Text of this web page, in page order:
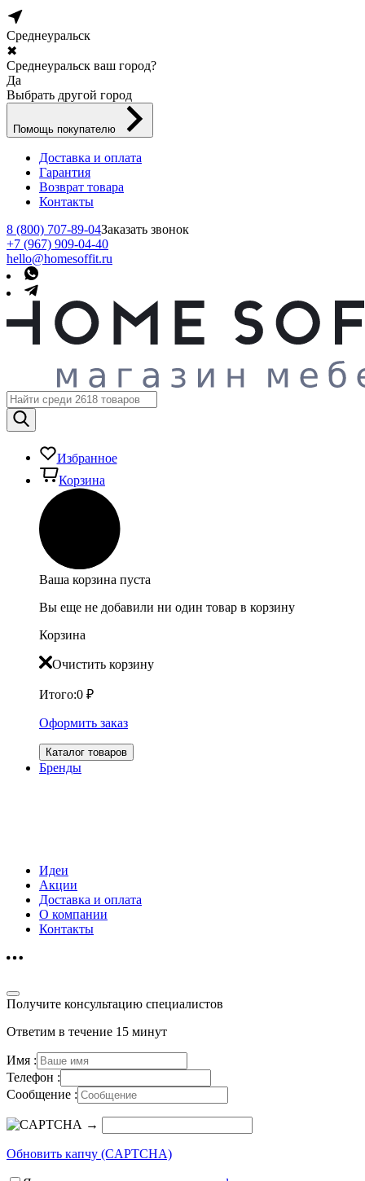
Среднеуральск
✖
Среднеуральск ваш город?
Да
Выбрать другой город
Помощь покупателю
Доставка и оплата
Гарантия
Возврат товара
Контакты
8 (800) 707-89-04Заказать звонок
+7 (967) 909-04-40
hello@homesoffit.ru
Избранное
Корзина
Ваша корзина пуста
Вы еще не добавили ни один товар в корзину
Корзина
Очистить корзину
Итого:0 ₽
Оформить заказ
Каталог товаров
Бренды
Идеи
Акции
Доставка и оплата
О компании
Контакты
Получите консультацию специалистов
Ответим в течение 15 минут
Имя :
Телефон :
Сообщение :
→
Обновить капчу (CAPTCHA)